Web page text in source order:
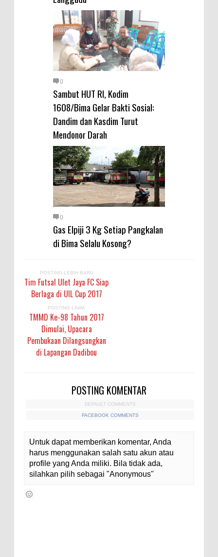
0
Sambut HUT RI, Kodim
1608/Bima Gelar Bakti Sosial:
Dandim dan Kasdim Turut
Mendonor Darah
0
Gas Elpiji 3 Kg Setiap Pangkalan
di Bima Selalu Kosong?
POSTING LEBIH BARU
Tim Futsal Ulet Jaya FC Siap
Berlaga di UIL Cup 2017
POSTING LAMA
TMMD Ke-98 Tahun 2017
Dimulai, Upacara
Pembukaan Dilangsungkan
di Lapangan Dadibou
POSTING KOMENTAR
DEFAULT COMMENTS
FACEBOOK COMMENTS
Untuk dapat memberikan komentar, Anda
harus menggunakan salah satu akun atau
profile yang Anda miliki. Bila tidak ada,
silahkan pilih sebagai "Anonymous"